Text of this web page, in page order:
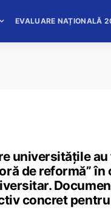
EVALUARE NAȚIONALĂ
universitățile
de reformă” în
concret